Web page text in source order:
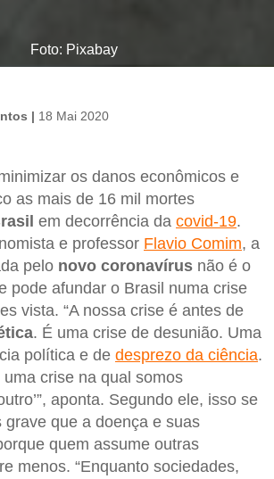
Foto: Pixabay
| 18 Mai 2020
os danos econômicos e
as mais de 16 mil mortes
em decorrência da covid-19.
e professor Flavio Comim, a
pelo novo coronavírus não é o
pode afundar o Brasil numa crise
vista. “A nossa crise é antes de
. É uma crise de desunião. Uma
política e de desprezo da ciência.
crise na qual somos
aponta. Segundo ele, isso se
grave que a doença e suas
quem assume outras
menos. “Enquanto sociedades,